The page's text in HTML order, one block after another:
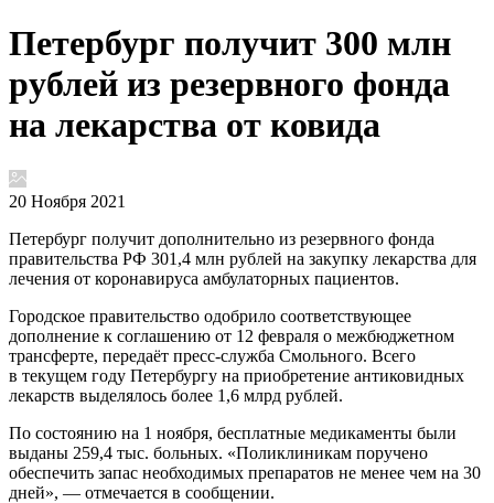
Петербург получит 300 млн
рублей из резервного фонда
на лекарства от ковида
20 Ноября 2021
Петербург получит дополнительно из резервного фонда
правительства РФ 301,4 млн рублей на закупку лекарства для
лечения от коронавируса амбулаторных пациентов.
Городское правительство одобрило соответствующее
дополнение к соглашению от 12 февраля о межбюджетном
трансферте, передаёт пресс-служба Смольного. Всего
в текущем году Петербургу на приобретение антиковидных
лекарств выделялось более 1,6 млрд рублей.
По состоянию на 1 ноября, бесплатные медикаменты были
выданы 259,4 тыс. больных. «Поликлиникам поручено
обеспечить запас необходимых препаратов не менее чем на 30
дней», — отмечается в сообщении.